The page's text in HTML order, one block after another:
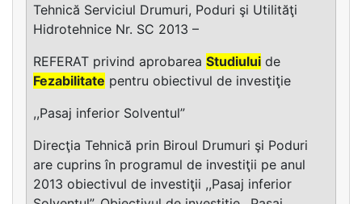
Tehnică Serviciul Drumuri, Poduri şi Utilităţi
Hidrotehnice Nr. SC 2013 –
REFERAT privind aprobarea Studiului de
Fezabilitate pentru obiectivul de investiţie
,,Pasaj inferior Solventul”
Direcţia Tehnică prin Biroul Drumuri şi Poduri
are cuprins în programul de investiţii pe anul
2013 obiectivul de investiţii ,,Pasaj inferior